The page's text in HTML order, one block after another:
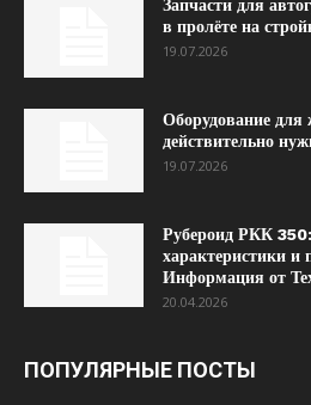
Запчасти для
в пролёте на
19.07.2026
Оборудование для
действительно
19.07.2026
Рубероид РКК 350:
характеристики и
Информация от
20.04.2026
ПОПУЛЯРНЫЕ ПОСТЫ